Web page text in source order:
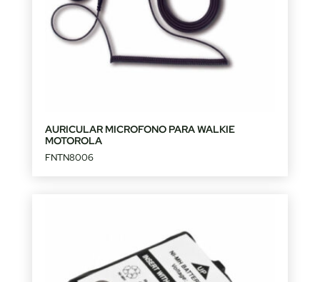
AURICULAR MICROFONO PARA WALKIE
MOTOROLA
FNTN8006